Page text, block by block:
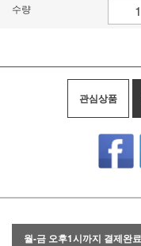
수량
관심상품
월-금 오후1시까지 결제완